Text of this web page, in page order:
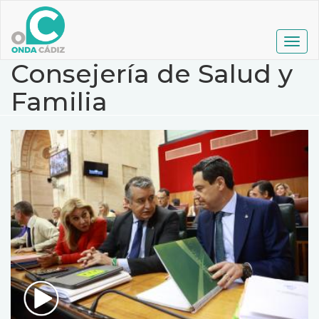
contenido
principal
Consejería de Salud y
Familia